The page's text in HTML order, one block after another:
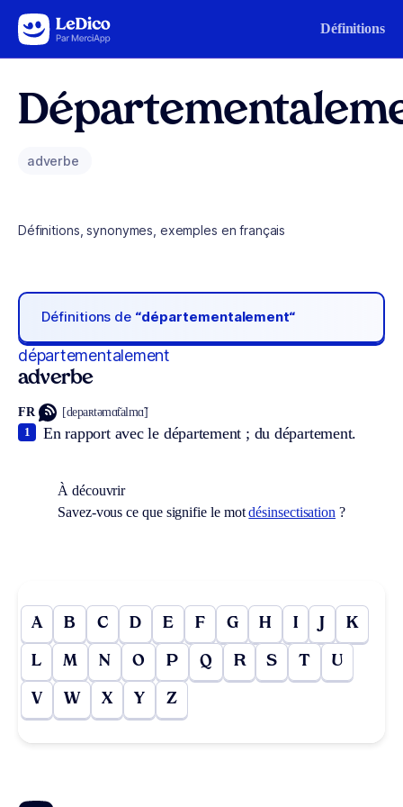
Aller au contenu Définitions
adverbe
Définitions, synonymes, exemples en français
Définitions de “départementalement“
départementalement
adverbe
FR [depaʀtəmɑ̃talmɑ̃]
En rapport avec le département ; du département.
1
À découvrir
Savez-vous ce que signifie le motdésinsectisation ?
A B C D E F G H I J K
L M N O P Q R S T U
V W X Y Z